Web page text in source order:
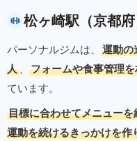
松ヶ崎駅（京都
パーソナルジムは、
運動の
人 、 フォームや食事管理
ています。
目標に合わせてメニューを
運動を続けるきっかけを作